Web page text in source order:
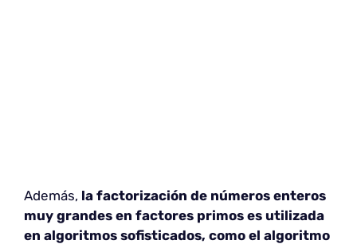
Además, la factorización de números enteros
muy grandes en factores primos es utilizada
en algoritmos sofisticados, como el algoritmo